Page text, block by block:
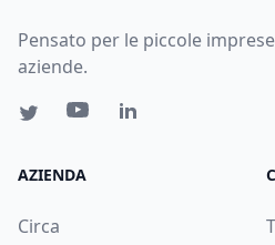
Pensato per le piccole
aziende.
AZIENDA
Circa